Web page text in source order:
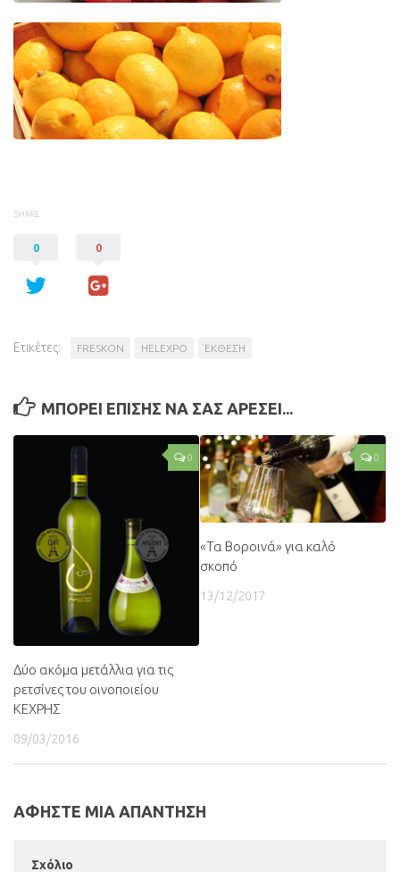
SHARE
0 0
Ετικέτες: FRESKON HELEXPO ΕΚΘΕΣΗ
ΜΠΟΡΕΙ ΕΠΙΣΗΣ ΝΑ ΣΑΣ ΑΡΕΣΕΙ...
0
Δύο ακόμα μετάλλια για τις
ρετσίνες του οινοποιείου
ΚΕΧΡΗΣ
09/03/2016
0
«Τα Βοροινά» για καλό
σκοπό
13/12/2017
ΑΦΗΣΤΕ ΜΙΑ ΑΠΑΝΤΗΣΗ
Σχόλιο